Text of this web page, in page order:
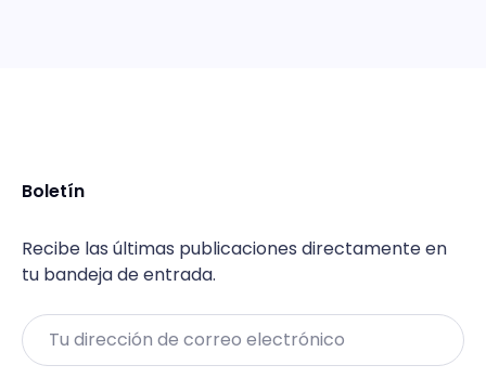
Boletín
Recibe las últimas publicaciones directamente en
tu bandeja de entrada.
Email